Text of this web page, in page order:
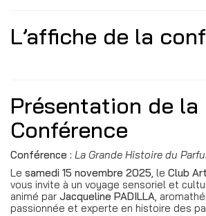
L’affiche de la
Présentation de la
Conférence
Conférence : La Grande Histoire du
Le samedi 15 novembre 2025, le Club
vous invite à un voyage sensoriel et
animé par Jacqueline PADILLA,
passionnée et experte en histoire des